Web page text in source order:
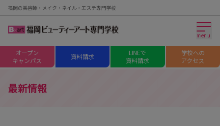
福岡の美容師・メイク・ネイル・エステ専門学校
menu
オープン
キャンパス
資料請求
LINEで
資料請求
学校への
アクセス
最新情報